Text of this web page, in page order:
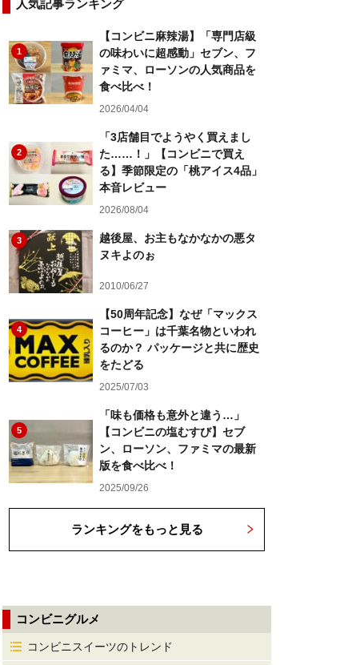
人気記事ランキング
1
【コンビニ麻辣湯】「専門店級
の味わいに超感動」セブン、フ
ァミマ、ローソンの人気商品を
食べ比べ！
2026/04/04
2
「3店舗目でようやく買えまし
た……！」【コンビニで買え
る】季節限定の「桃アイス4品」
本音レビュー
2026/08/04
3
越後屋、お主もなかなかの悪タ
ヌキよのぉ
2010/06/27
4
【50周年記念】なぜ「マックス
コーヒー」は千葉名物といわれ
るのか？ パッケージと共に歴史
をたどる
2025/07/03
5
「味も価格も意外と違う…」
【コンビニの塩むすび】セブ
ン、ローソン、ファミマの最新
版を食べ比べ！
2025/09/26
ランキングをもっと見る
コンビニグルメ
コンビニスイーツのトレンド